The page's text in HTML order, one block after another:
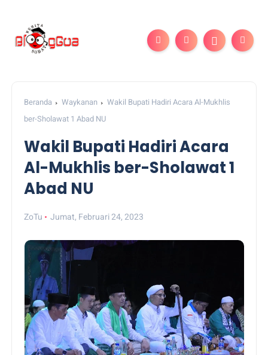
Beranda Waykanan
Wakil Bupati Hadiri Acara Al-Mukhlis
ber-Sholawat 1 Abad NU
Wakil Bupati Hadiri Acara
Al-Mukhlis ber-Sholawat 1
Abad NU
ZoTu Jumat, Februari 24, 2023